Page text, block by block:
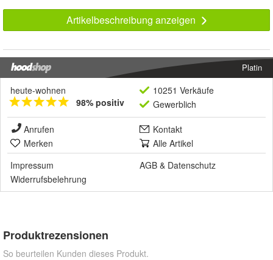
Artikelbeschreibung anzeigen
Platin
heute-wohnen
98% positiv
10251 Verkäufe
Gewerblich
Anrufen
Kontakt
Merken
Alle Artikel
Impressum
AGB & Datenschutz
Widerrufsbelehrung
Produktrezensionen
So beurteilen Kunden dieses Produkt.